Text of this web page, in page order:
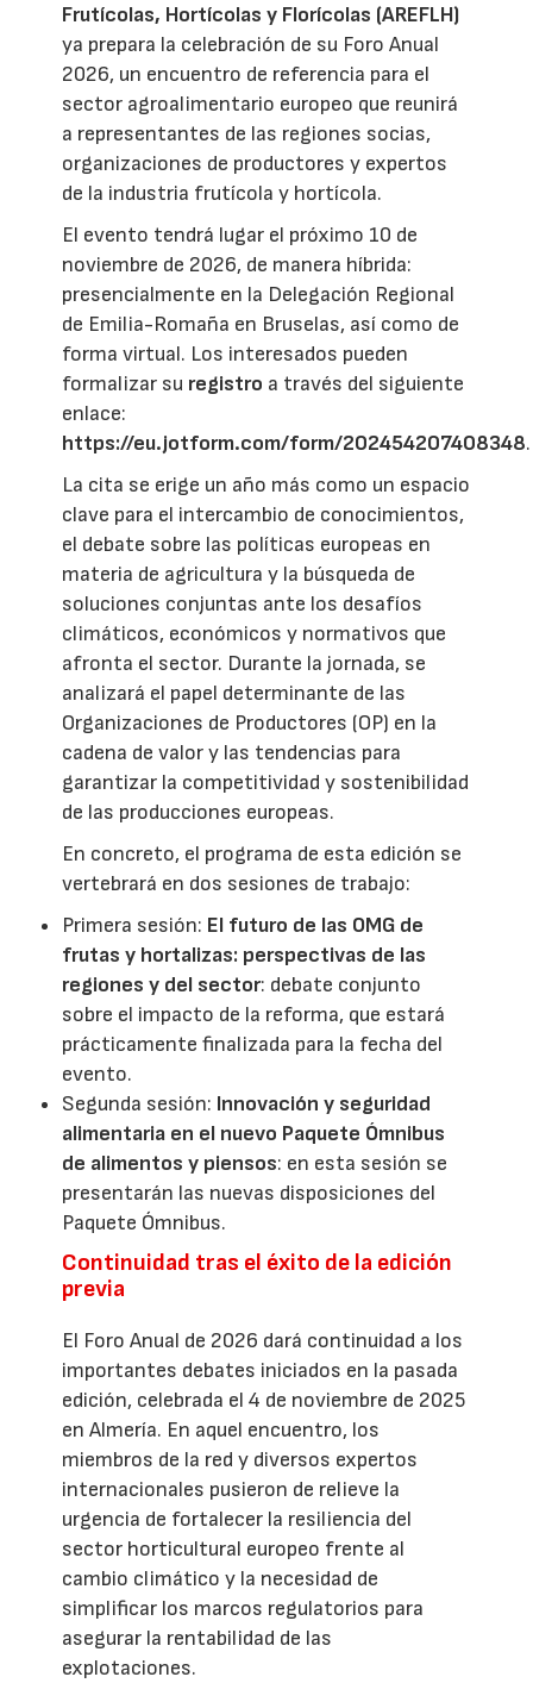
Frutícolas, Hortícolas y Florícolas (AREFLH)
ya prepara la celebración de su Foro Anual
2026, un encuentro de referencia para el
sector agroalimentario europeo que reunirá
a representantes de las regiones socias,
organizaciones de productores y expertos
de la industria frutícola y hortícola.
El evento tendrá lugar el próximo 10 de
noviembre de 2026, de manera híbrida:
presencialmente en la Delegación Regional
de Emilia-Romaña en Bruselas, así como de
forma virtual. Los interesados pueden
formalizar su registro a través del siguiente
enlace:
https://eu.jotform.com/form/202454207408348.
La cita se erige un año más como un espacio
clave para el intercambio de conocimientos,
el debate sobre las políticas europeas en
materia de agricultura y la búsqueda de
soluciones conjuntas ante los desafíos
climáticos, económicos y normativos que
afronta el sector. Durante la jornada, se
analizará el papel determinante de las
Organizaciones de Productores (OP) en la
cadena de valor y las tendencias para
garantizar la competitividad y sostenibilidad
de las producciones europeas.
En concreto, el programa de esta edición se
vertebrará en dos sesiones de trabajo:
Primera sesión: El futuro de las OMG de
frutas y hortalizas: perspectivas de las
regiones y del sector: debate conjunto
sobre el impacto de la reforma, que estará
prácticamente finalizada para la fecha del
evento.
Segunda sesión: Innovación y seguridad
alimentaria en el nuevo Paquete Ómnibus
de alimentos y piensos: en esta sesión se
presentarán las nuevas disposiciones del
Paquete Ómnibus.
Continuidad tras el éxito de la edición
previa
El Foro Anual de 2026 dará continuidad a los
importantes debates iniciados en la pasada
edición, celebrada el 4 de noviembre de 2025
en Almería. En aquel encuentro, los
miembros de la red y diversos expertos
internacionales pusieron de relieve la
urgencia de fortalecer la resiliencia del
sector horticultural europeo frente al
cambio climático y la necesidad de
simplificar los marcos regulatorios para
asegurar la rentabilidad de las
explotaciones.